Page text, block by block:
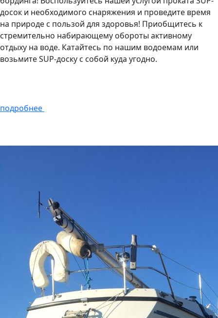
досок и необходимого снаряжения и проведите время
на природе с пользой для здоровья! Приобщитесь к
стремительно набирающему обороты активному
отдыху на воде. Катайтесь по нашим водоемам или
возьмите SUP-доску с собой куда угодно.
подробнее